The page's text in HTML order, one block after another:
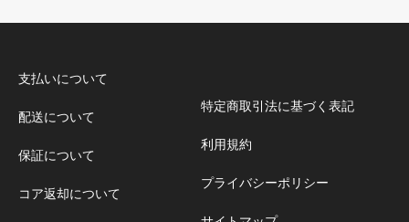
支払いについて
配送について
保証について
コア返却について
特定商取引法に基づく表記
利用規約
プライバシーポリシー